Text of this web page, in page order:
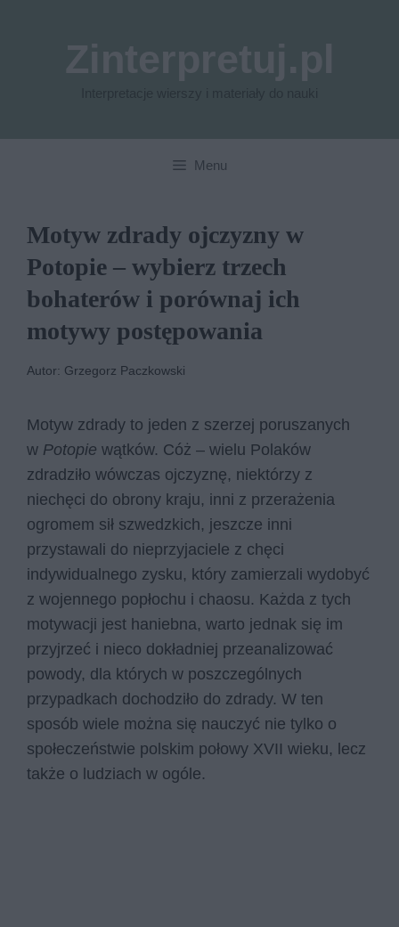
Menu
Motyw zdrady ojczyzny w
Potopie – wybierz trzech
bohaterów i porównaj ich
motywy postępowania
Autor: Grzegorz Paczkowski
Motyw zdrady to jeden z szerzej poruszanych
w Potopie wątków. Cóż – wielu Polaków
zdradziło wówczas ojczyznę, niektórzy z
niechęci do obrony kraju, inni z przerażenia
ogromem sił szwedzkich, jeszcze inni
przystawali do nieprzyjaciele z chęci
indywidualnego zysku, który zamierzali wydobyć
z wojennego popłochu i chaosu. Każda z tych
motywacji jest haniebna, warto jednak się im
przyjrzeć i nieco dokładniej przeanalizować
powody, dla których w poszczególnych
przypadkach dochodziło do zdrady. W ten
sposób wiele można się nauczyć nie tylko o
społeczeństwie polskim połowy XVII wieku, lecz
także o ludziach w ogóle.